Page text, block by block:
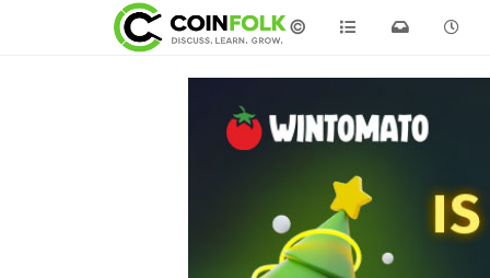
©